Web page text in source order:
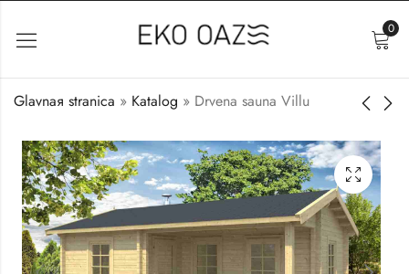
0
Glavnaя stranica » Katalog » Drvena sauna Villu
Drvena sauna Sami
12.800€
Bačvasta sauna Kemi
5.100€